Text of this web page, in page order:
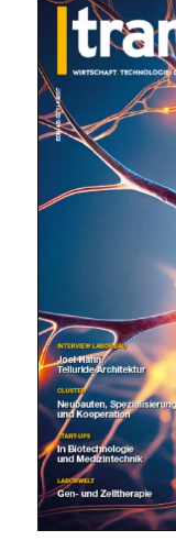
Mit
jede
E-
Mail